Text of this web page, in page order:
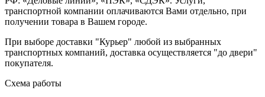
транспортной компании оплачиваются Вами отдельно, при
получении товара в Вашем городе.
При выборе доставки "Курьер" любой из выбранных
транспортных компаний, доставка осуществляется "до двери"
покупателя.
Схема работы